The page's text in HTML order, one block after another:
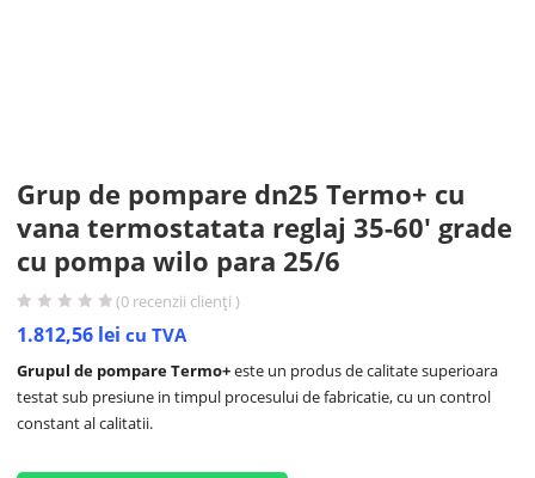
Grup de pompare dn25 Termo+ cu
vana termostatata reglaj 35-60′ grade
cu pompa wilo para 25/6
(0 recenzii clienți )
1.812,56 lei cu TVA
Grupul de pompare Termo+este un produs de calitate superioara
testat sub presiune in timpul procesului de fabricatie, cu un control
constant al calitatii.